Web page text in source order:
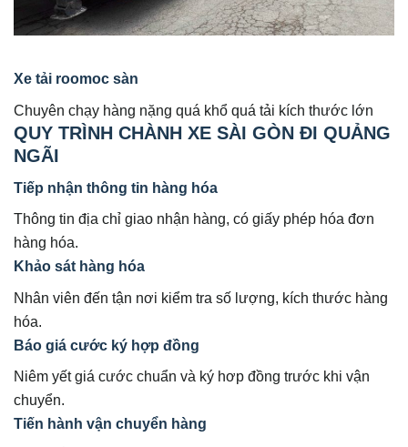
Xe tải roomoc sàn
Chuyên chạy hàng nặng quá khổ quá tải kích thước lớn
QUY TRÌNH CHÀNH XE SÀI GÒN ĐI QUẢNG
NGÃI
Tiếp nhận thông tin hàng hóa
Thông tin địa chỉ giao nhận hàng, có giấy phép hóa đơn
hàng hóa.
Khảo sát hàng hóa
Nhân viên đến tận nơi kiểm tra số lượng, kích thước hàng
hóa.
Báo giá cước ký hợp đồng
Niêm yết giá cước chuẩn và ký hơp đồng trước khi vận
chuyển.
Tiến hành vận chuyển hàng